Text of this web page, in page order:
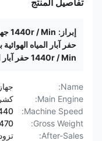
تفاصيل المنتج
1440r / Min جهاز حفر المثقاب المحمول
حفر آبار المياه الهوائية
1440r / Min حفر آبار المياه الهوائية
Name:
جهاز حفر
Main Engine:
كشرط
Machine Speed:
1440 ص / دقيقة
Gross Weight:
470 كجم
After-Sales: